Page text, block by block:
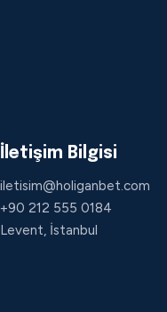
İletişim Bilgisi
iletisim@holiganbet.com
+90 212 555 0184
Levent, İstanbul